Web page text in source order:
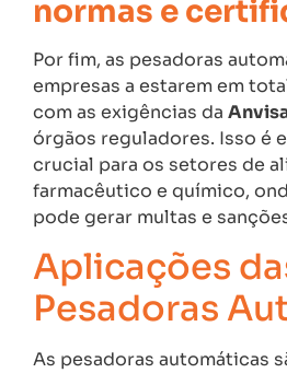
normas e
Por fim, as pesadoras
empresas a estarem em
com as exigências da
órgãos reguladores. Isso é
crucial para os setores de
farmacêutico e químico,
pode gerar multas e
Aplicações
Pesadoras
As pesadoras automáticas